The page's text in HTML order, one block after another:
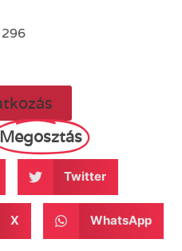
Twitter
X WhatsApp